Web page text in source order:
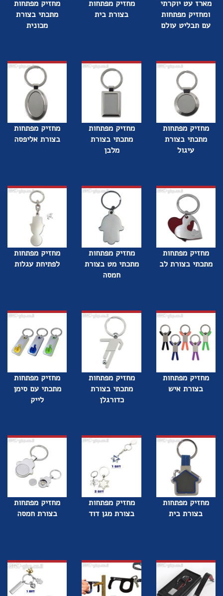
מארז עט יוקרתי
ומחזיק מפתחות
עם תבליט עולם
מחזיק מפתחות
בצורת בית
מחזיק מפתחות
מתכתי בצורת
מכונית
מחזיק מפתחות
מתכתי בצורת
עיגול
מחזיק מפתחות
מתכתי בצורת
מלבן
מחזיק מפתחות
בצורת אליפסה
מחזיק מפתחות
מתכתי בצורת לב
מחזיק מפתחות
מתכתי מט בצורת
חמסה
מחזיק מפתחות
לפתיחת עגלות
מחזיק מפתחות
בצורת איש
מחזיק מפתחות
מתכתי בצורת
כדורגלן
מחזיק מפתחות
מתכתי עם סימן
לייק
מחזיק מפתחות
בצורת בית
מחזיק מפתחות
בצורת מגן דוד
מחזיק מפתחות
בצורת חמסה